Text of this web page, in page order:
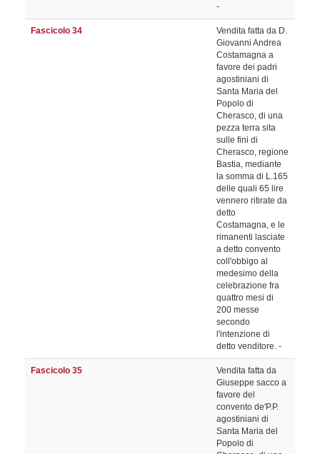
-
Fascicolo 34
Vendita fatta da D.
Giovanni Andrea
Costamagna a
favore dei padri
agostiniani di
Santa Maria del
Popolo di
Cherasco, di una
pezza terra sita
sulle fini di
Cherasco, regione
Bastia, mediante
la somma di L.165
delle quali 65 lire
vennero ritirate da
detto
Costamagna, e le
rimanenti lasciate
a detto convento
coll'obbigo al
medesimo della
celebrazione fra
quattro mesi di
200 messe
secondo
l'intenzione di
detto venditore. -
Fascicolo 35
Vendita fatta da
Giuseppe sacco a
favore del
convento de'P.P.
agostiniani di
Santa Maria del
Popolo di